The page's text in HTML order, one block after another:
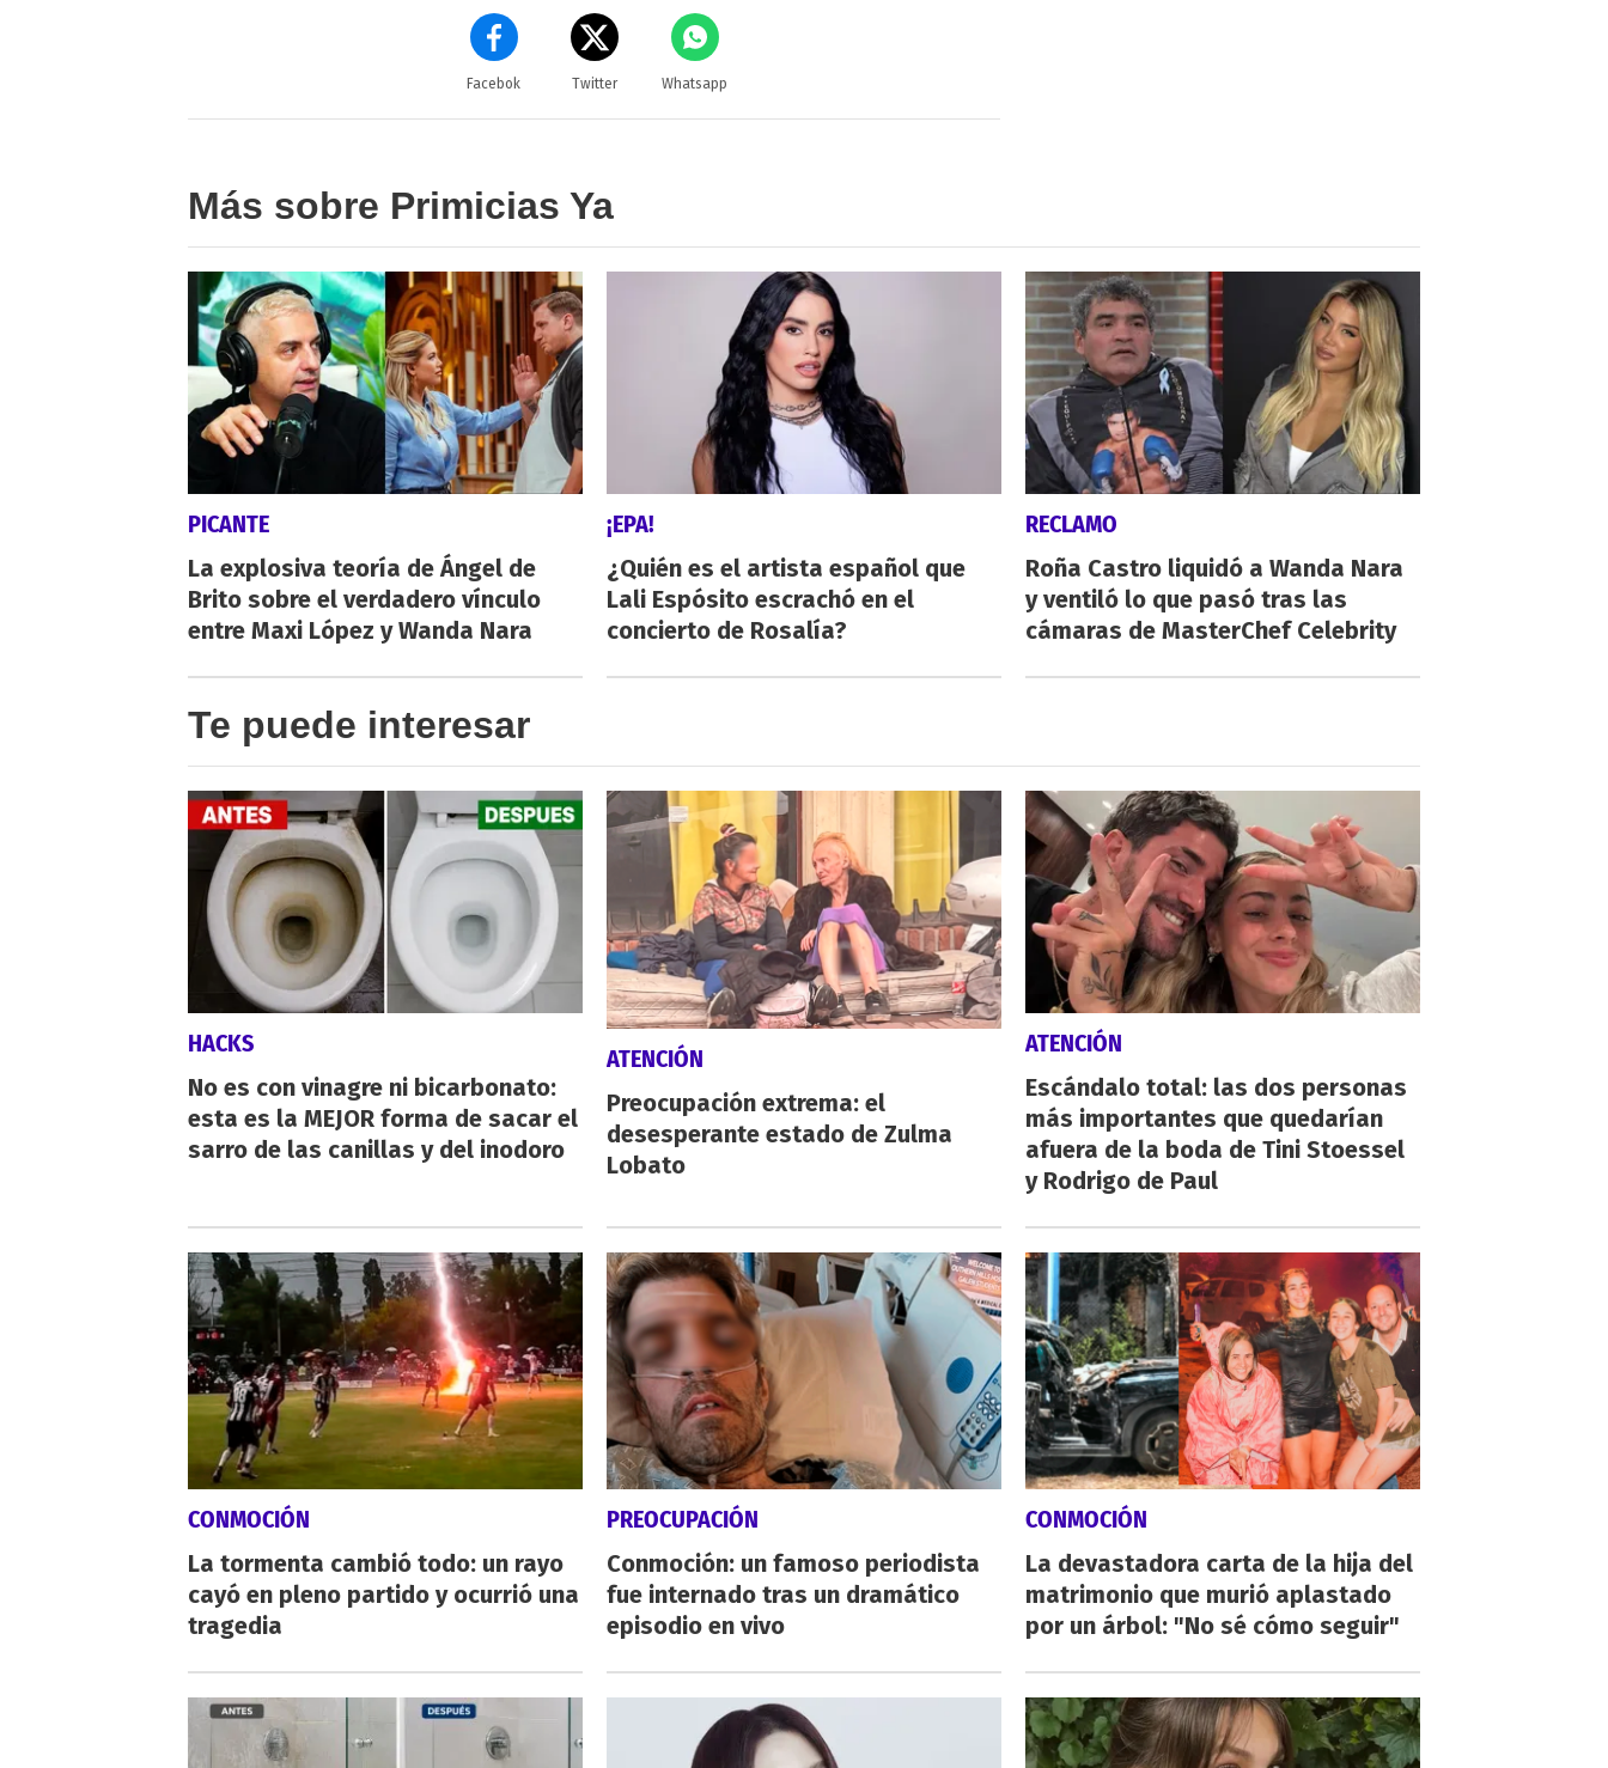
Facebok Twitter Whatsapp
Más sobre Primicias Ya
PICANTE
La explosiva teoría de Ángel de
Brito sobre el verdadero vínculo
entre Maxi López y Wanda Nara
¡EPA!
¿Quién es el artista español que
Lali Espósito escrachó en el
concierto de Rosalía?
RECLAMO
Roña Castro liquidó a Wanda Nara
y ventiló lo que pasó tras las
cámaras de MasterChef Celebrity
Te puede interesar
HACKS
No es con vinagre ni bicarbonato:
esta es la MEJOR forma de sacar el
sarro de las canillas y del inodoro
ATENCIÓN
Preocupación extrema: el
desesperante estado de Zulma
Lobato
ATENCIÓN
Escándalo total: las dos personas
más importantes que quedarían
afuera de la boda de Tini Stoessel
y Rodrigo de Paul
CONMOCIÓN
La tormenta cambió todo: un rayo
cayó en pleno partido y ocurrió una
tragedia
PREOCUPACIÓN
Conmoción: un famoso periodista
fue internado tras un dramático
episodio en vivo
CONMOCIÓN
La devastadora carta de la hija del
matrimonio que murió aplastado
por un árbol: "No sé cómo seguir"